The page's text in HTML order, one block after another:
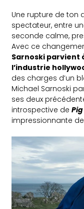
Une rupture de ton
spectateur, entre
seconde calme,
Avec ce
Sarnoski parvient
l’industrie
des charges d’un
Michael Sarnoski
ses deux
introspective dePig
impressionnante